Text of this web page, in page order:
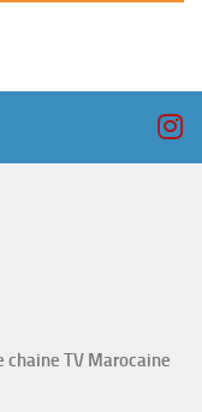
chaine TV Marocaine